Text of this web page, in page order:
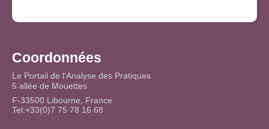
Coordonnées
Le Portail de l'Analyse des Pratiques
5 allée de Mouettes
F-33500 Libourne, France
Tel:+33(0)7 75 78 16 68